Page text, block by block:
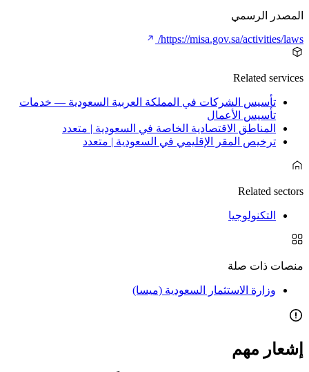
المصدر الرسمي
https://misa.gov.sa/activities/laws/
Related services
تأسيس الشركات في المملكة العربية السعودية — خدمات
تأسيس الأعمال
المناطق الاقتصادية الخاصة في السعودية | متعدد
ترخيص المقر الإقليمي في السعودية | متعدد
Related sectors
التكنولوجيا
منصات ذات صلة
وزارة الاستثمار السعودية (ميسا)
إشعار مهم